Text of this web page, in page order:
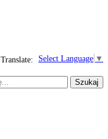
Select Language ▼
Translate:
Szukaj